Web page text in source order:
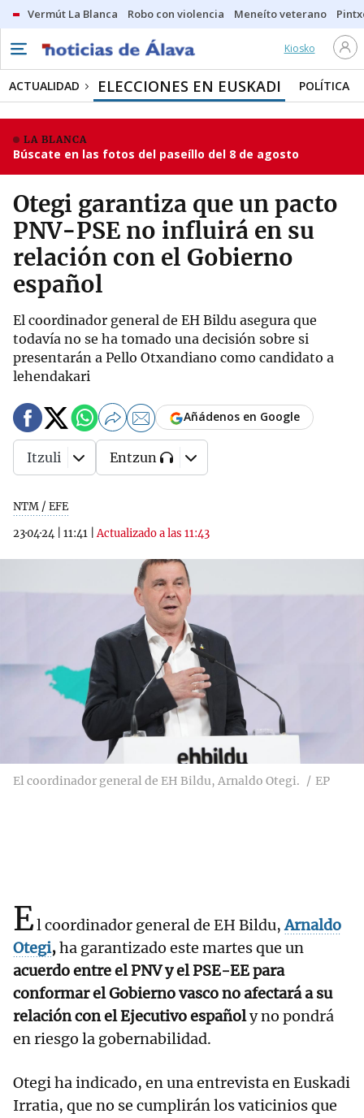
Vermút La Blanca Robo con violencia Meneíto veterano
Kiosko
ACTUALIDAD ELECCIONES EN EUSKADI POLÍTICA
LA BLANCA
Búscate en las fotos del paseíllo del 8 de agosto
Otegi garantiza que un pacto
PNV-PSE no influirá en su
relación con el Gobierno
español
El coordinador general de EH Bildu asegura que
todavía no se ha tomado una decisión sobre si
presentarán a Pello Otxandiano como candidato a
lehendakari
NTM / EFE
23·04·24
11:41 |Actualizado a las 11:43
Añádenos en Google
Itzuli Entzun
El coordinador general de EH Bildu, Arnaldo Otegi. EP
El coordinador general de EH Bildu,Arnaldo
Otegi,ha garantizado este martes que un
acuerdo entre el PNV y el PSE-EE para
conformar el Gobierno vasco no afectará a su
relación con el Ejecutivo españoly no pondrá
en riesgo la gobernabilidad.
Otegi ha indicado, en una entrevista en Euskadi
Irratia, que no se cumplirán los vaticinios que